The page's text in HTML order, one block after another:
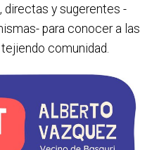
directas y sugerentes -
para conocer a las
comunidad.